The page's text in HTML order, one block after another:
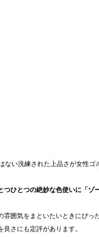
ない洗練された上品さが女性ゴ
つひとつの絶妙な色使いに「ゾ
雰囲気をまといたいときにぴっ
さにも定評があります。